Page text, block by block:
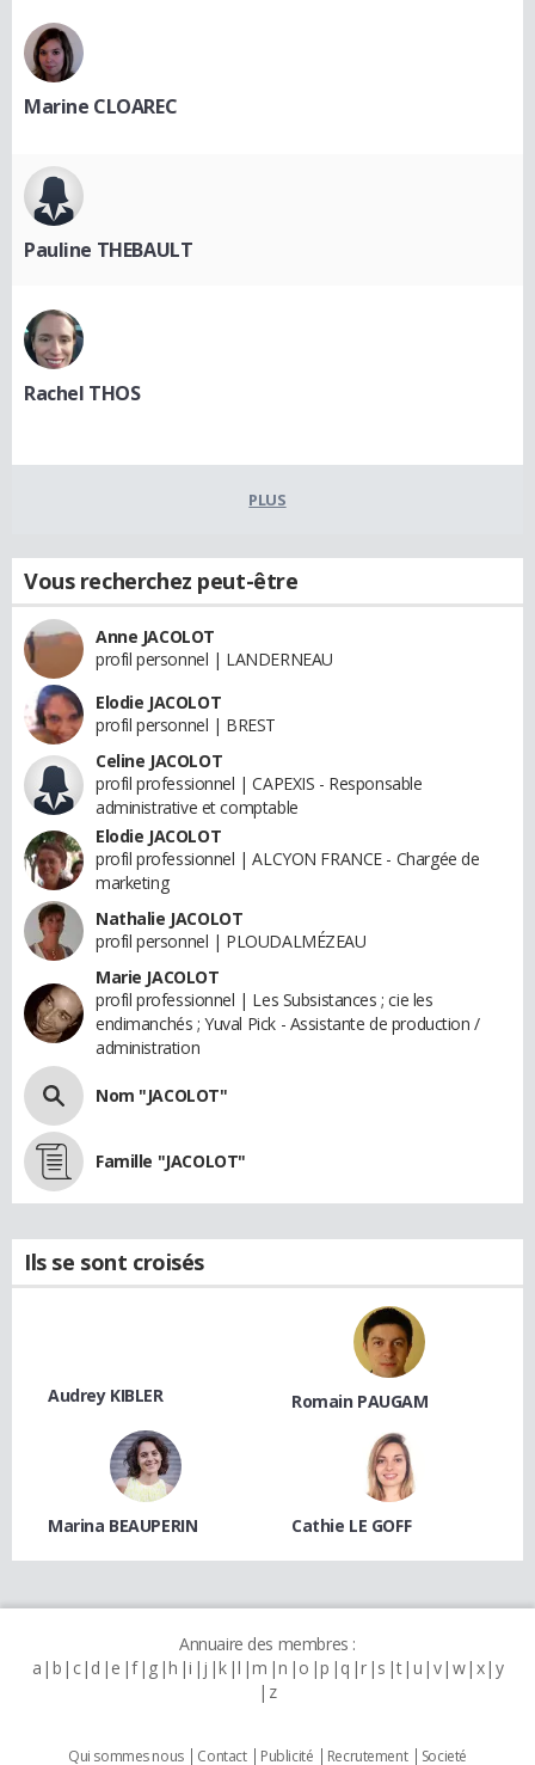
Marine CLOAREC
Pauline THEBAULT
Rachel THOS
PLUS
Vous recherchez peut-être
Anne JACOLOT
profil personnel | LANDERNEAU
Elodie JACOLOT
profil personnel | BREST
Celine JACOLOT
profil professionnel | CAPEXIS - Responsable
administrative et comptable
Elodie JACOLOT
profil professionnel | ALCYON FRANCE - Chargée de
marketing
Nathalie JACOLOT
profil personnel | PLOUDALMÉZEAU
Marie JACOLOT
profil professionnel | Les Subsistances ; cie les
endimanchés ; Yuval Pick - Assistante de production /
administration
Nom "JACOLOT"
Famille "JACOLOT"
Ils se sont croisés
Audrey KIBLER Romain PAUGAM
Marina BEAUPERIN Cathie LE GOFF
Annuaire des membres :
a b c d e f g h i j k l m n o p q r s t u v w x y
z
Qui sommes nous Contact Publicité Recrutement Societé